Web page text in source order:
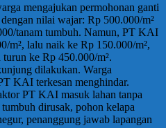
mengajukan permohonan ganti
nilai wajar: Rp 500.000/m²
tanam tumbuh. Namun, PT KAI
m², lalu naik ke Rp 150.000/m²,
turun ke Rp 450.000/m².
dilakukan. Warga
KAI terkesan menghindar.
PT KAI masuk lahan tanpa
dirusak, pohon kelapa
penanggung jawab lapangan